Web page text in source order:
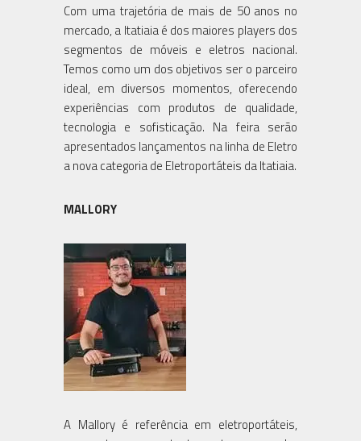
Com uma trajetória de mais de 50 anos no
mercado, a Itatiaia é dos maiores players dos
segmentos de móveis e eletros nacional.
Temos como um dos objetivos ser o parceiro
ideal, em diversos momentos, oferecendo
experiências com produtos de qualidade,
tecnologia e sofisticação. Na feira serão
apresentados lançamentos na linha de Eletro
a nova categoria de Eletroportáteis da Itatiaia.
MALLORY
A Mallory é referência em eletroportáteis,